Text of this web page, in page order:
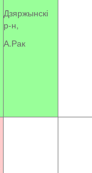
Дзяржынскі
р-н,
А.Рак